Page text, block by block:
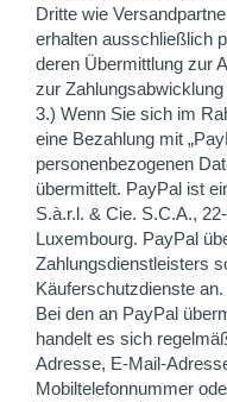
Dritte wie
erhalten ausschließlich
deren Übermittlung zur
zur
3.) Wenn Sie sich im
eine Bezahlung mit
personenbezogenen
übermittelt. PayPal ist
S.à.r.l. & Cie. S.C.A.,
Luxembourg. PayPal
Zahlungsdienstleisters
Käuferschutzdienste an.
Bei den an PayPal
handelt es sich
Adresse, E-Mail-
Mobiltelefonnummer